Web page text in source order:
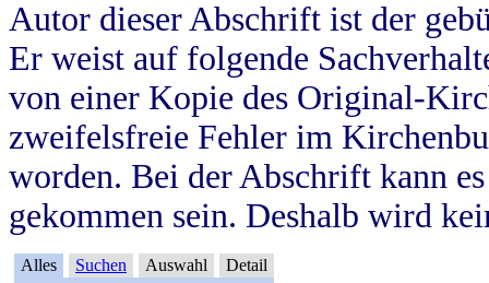
Autor dieser Abschrift ist der
Er weist auf folgende
von einer Kopie des Original-
zweifelsfreie Fehler im
worden. Bei der Abschrift kann
gekommen sein. Deshalb wird
Alles Suchen Auswahl Detail